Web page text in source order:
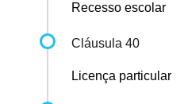
Recesso escolar
Cláusula 40
Licença particular